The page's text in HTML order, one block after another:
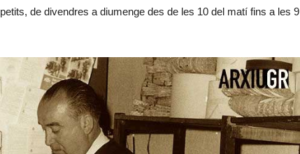
de divendres a diumenge des de les 10 del matí fins a les 9